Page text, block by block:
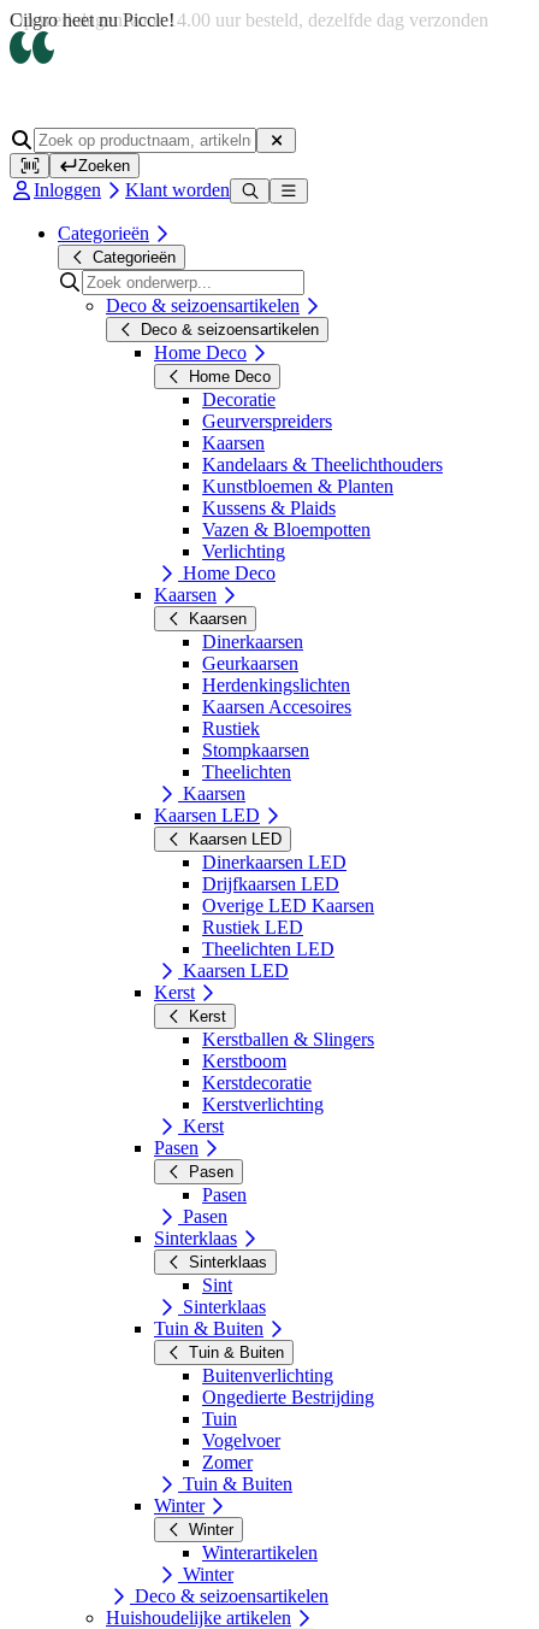
Op werkdagen voor 14.00 uur besteld, dezelfde dag verzonden
Zoeken
Inloggen Klant worden
Categorieën
Categorieën
Deco & seizoensartikelen
Deco & seizoensartikelen
Home Deco
Home Deco
Decoratie
Geurverspreiders
Kaarsen
Kandelaars & Theelichthouders
Kunstbloemen & Planten
Kussens & Plaids
Vazen & Bloempotten
Verlichting
Home Deco
Kaarsen
Kaarsen
Dinerkaarsen
Geurkaarsen
Herdenkingslichten
Kaarsen Accesoires
Rustiek
Stompkaarsen
Theelichten
Kaarsen
Kaarsen LED
Kaarsen LED
Dinerkaarsen LED
Drijfkaarsen LED
Overige LED Kaarsen
Rustiek LED
Theelichten LED
Kaarsen LED
Kerst
Kerst
Kerstballen & Slingers
Kerstboom
Kerstdecoratie
Kerstverlichting
Kerst
Pasen
Pasen
Pasen
Pasen
Sinterklaas
Sinterklaas
Sint
Sinterklaas
Tuin & Buiten
Tuin & Buiten
Buitenverlichting
Ongedierte Bestrijding
Tuin
Vogelvoer
Zomer
Tuin & Buiten
Winter
Winter
Winterartikelen
Winter
Deco & seizoensartikelen
Huishoudelijke artikelen